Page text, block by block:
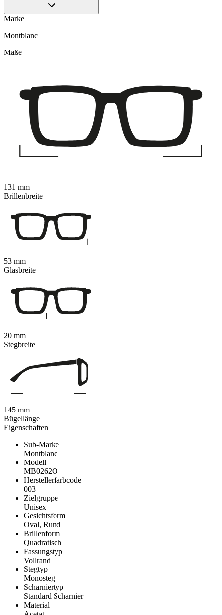
Marke
Montblanc
Eigenschaften
Sub-Marke
Montblanc
Modell
MB0262O
Herstellerfarbcode
003
Zielgruppe
Unisex
Gesichtsform
Oval, Rund
Brillenform
Quadratisch
Fassungstyp
Vollrand
Stegtyp
Monosteg
Scharniertyp
Standard Scharnier
Material
Maße
131 mm
Brillenbreite
53 mm
Glasbreite
20 mm
Stegbreite
145 mm
Bügellänge